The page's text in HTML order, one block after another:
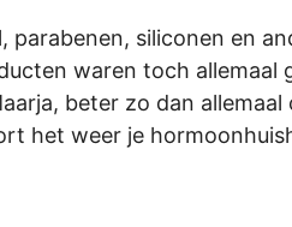
siliconen en
waren toch allemaal
beter zo dan allemaal
het weer je